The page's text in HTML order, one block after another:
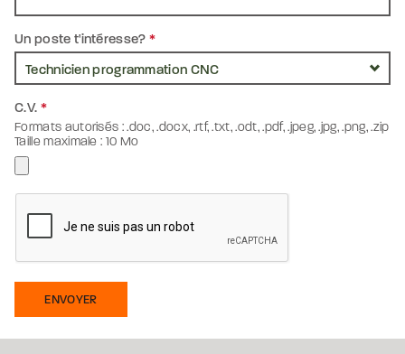
Un poste t'intéresse?*
C.V. *
Formats autorisés : .doc, .docx, .rtf, .txt, .odt, .pdf, .jpeg, .jpg, .png, .zip
Taille maximale : 10 Mo